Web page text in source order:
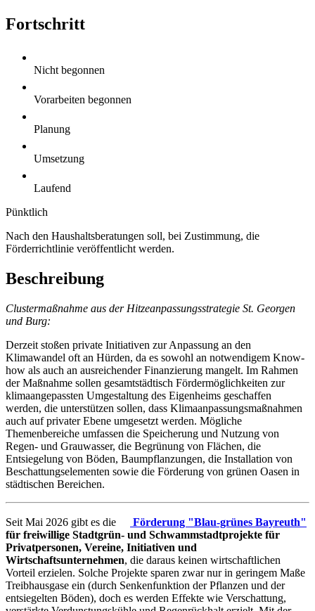
Fortschritt
Nicht begonnen
Vorarbeiten begonnen
Planung
Umsetzung
Laufend
Pünktlich
Nach den Haushaltsberatungen soll, bei Zustimmung, die
Förderrichtlinie veröffentlicht werden.
Beschreibung
Clustermaßnahme aus der Hitzeanpassungsstrategie St. Georgen
und Burg:
Derzeit stoßen private Initiativen zur Anpassung an den
Klimawandel oft an Hürden, da es sowohl an notwendigem Know-
how als auch an ausreichender Finanzierung mangelt. Im Rahmen
der Maßnahme sollen gesamtstädtisch Fördermöglichkeiten zur
klimaangepassten Umgestaltung des Eigenheims geschaffen
werden, die unterstützen sollen, dass Klimaanpassungsmaßnahmen
auch auf privater Ebene umgesetzt werden. Mögliche
Themenbereiche umfassen die Speicherung und Nutzung von
Regen- und Grauwasser, die Begrünung von Flächen, die
Entsiegelung von Böden, Baumpflanzungen, die Installation von
Beschattungselementen sowie die Förderung von grünen Oasen in
städtischen Bereichen.
Seit Mai 2026 gibt es die
Förderung "Blau-grünes Bayreuth"
für freiwillige Stadtgrün- und Schwammstadtprojekte für
Privatpersonen, Vereine, Initiativen und
Wirtschaftsunternehmen, die daraus keinen wirtschaftlichen
Vorteil erzielen. Solche Projekte sparen zwar nur in geringem Maße
Treibhausgase ein (durch Senkenfunktion der Pflanzen und der
entsiegelten Böden), doch es werden Effekte wie Verschattung,